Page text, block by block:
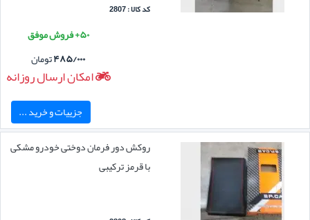
کد کالا : 2807
۵۰+ فروش موفق
۴۸۵/۰۰۰تومان
امکان ارسال روزانه
جزییات و خرید ...
روکش دور فرمان دوختی خودرو مشکی
با قرمز ترکیبی